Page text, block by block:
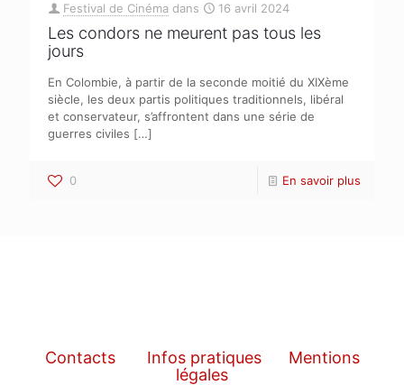
Festival de Cinéma dans 16 avril 2024
Les condors ne meurent pas tous les
jours
En Colombie, à partir de la seconde moitié du XIXème
siècle, les deux partis politiques traditionnels, libéral
et conservateur, s’affrontent dans une série de
guerres civiles […]
0 En savoir plus
Contacts Infos pratiques
Mentions
légales